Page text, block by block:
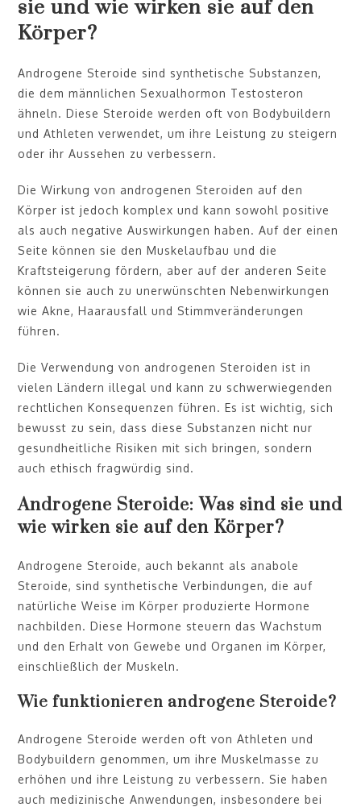
sie und wie wirken sie auf den
Körper?
Androgene Steroide sind synthetische Substanzen,
die dem männlichen Sexualhormon Testosteron
ähneln. Diese Steroide werden oft von Bodybuildern
und Athleten verwendet, um ihre Leistung zu steigern
oder ihr Aussehen zu verbessern.
Die Wirkung von androgenen Steroiden auf den
Körper ist jedoch komplex und kann sowohl positive
als auch negative Auswirkungen haben. Auf der einen
Seite können sie den Muskelaufbau und die
Kraftsteigerung fördern, aber auf der anderen Seite
können sie auch zu unerwünschten Nebenwirkungen
wie Akne, Haarausfall und Stimmveränderungen
führen.
Die Verwendung von androgenen Steroiden ist in
vielen Ländern illegal und kann zu schwerwiegenden
rechtlichen Konsequenzen führen. Es ist wichtig, sich
bewusst zu sein, dass diese Substanzen nicht nur
gesundheitliche Risiken mit sich bringen, sondern
auch ethisch fragwürdig sind.
Androgene Steroide: Was sind sie und
wie wirken sie auf den Körper?
Androgene Steroide, auch bekannt als anabole
Steroide, sind synthetische Verbindungen, die auf
natürliche Weise im Körper produzierte Hormone
nachbilden. Diese Hormone steuern das Wachstum
und den Erhalt von Gewebe und Organen im Körper,
einschließlich der Muskeln.
Wie funktionieren androgene Steroide?
Androgene Steroide werden oft von Athleten und
Bodybuildern genommen, um ihre Muskelmasse zu
erhöhen und ihre Leistung zu verbessern. Sie haben
auch medizinische Anwendungen, insbesondere bei